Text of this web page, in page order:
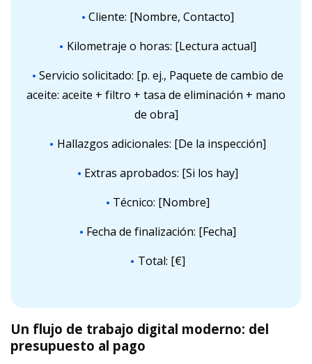
Cliente: [Nombre, Contacto]
Kilometraje o horas: [Lectura actual]
Servicio solicitado: [p. ej., Paquete de cambio de
aceite: aceite + filtro + tasa de eliminación + mano
de obra]
Hallazgos adicionales: [De la inspección]
Extras aprobados: [Si los hay]
Técnico: [Nombre]
Fecha de finalización: [Fecha]
Total: [€]
Un flujo de trabajo digital moderno: del
presupuesto al pago